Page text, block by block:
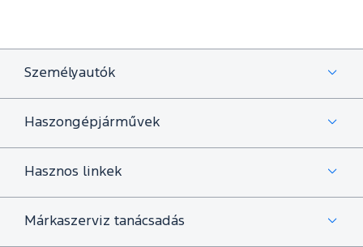
Személyautók
Haszongépjárművek
Hasznos linkek
Márkaszerviz tanácsadás